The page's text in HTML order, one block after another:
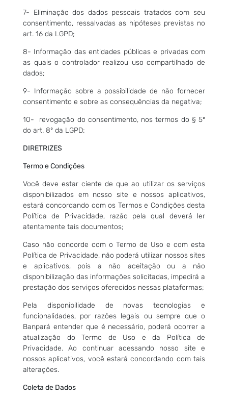
7- Eliminação dos dados pessoais tratados com seu
consentimento, ressalvadas as hipóteses previstas no
art. 16 da LGPD;
8- Informação das entidades públicas e privadas com
as quais o controlador realizou uso compartilhado de
dados;
9- Informação sobre a possibilidade de não fornecer
consentimento e sobre as consequências da negativa;
10- revogação do consentimento, nos termos do § 5º
do art. 8º da LGPD;
DIRETRIZES
Termo e Condições
Você deve estar ciente de que ao utilizar os serviços
disponibilizados em nosso site e nossos aplicativos,
estará concordando com os Termos e Condições desta
Política de Privacidade, razão pela qual deverá ler
atentamente tais documentos;
Caso não concorde com o Termo de Uso e com esta
Política de Privacidade, não poderá utilizar nossos sites
e aplicativos, pois a não aceitação ou a não
disponibilização das informações solicitadas, impedirá a
prestação dos serviços oferecidos nessas plataformas;
Pela disponibilidade de novas tecnologias e
funcionalidades, por razões legais ou sempre que o
Banpará entender que é necessário, poderá ocorrer a
atualização do Termo de Uso e da Política de
Privacidade. Ao continuar acessando nosso site e
nossos aplicativos, você estará concordando com tais
alterações.
Coleta de Dados